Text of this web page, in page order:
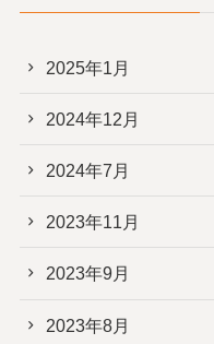
2025年1月
2024年12月
2024年7月
2023年11月
2023年9月
2023年8月